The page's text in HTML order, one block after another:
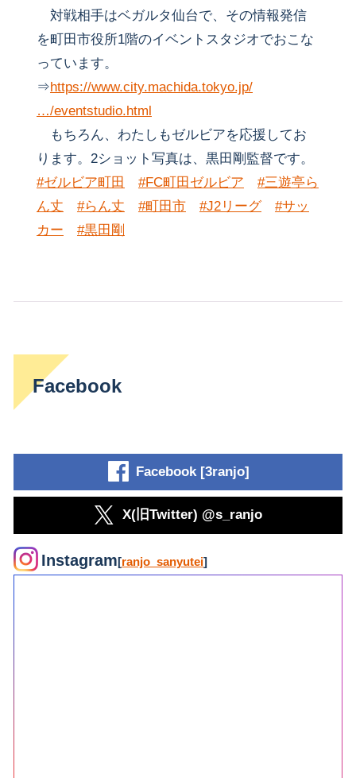
対戦相手はベガルタ仙台で、その情報発信
を町田市役所1階のイベントスタジオでおこな
っています。
⇒https://www.city.machida.tokyo.jp/
…/eventstudio.html
もちろん、わたしもゼルビアを応援してお
ります。2ショット写真は、黒田剛監督です。
#ゼルビア町田
#FC町田ゼルビア
#三遊亭ら
ん丈
#らん丈 #町田市 #J2リーグ
#サッ
カー
#黒田剛
Facebook
Facebook [3ranjo]
X(旧Twitter) @s_ranjo
Instagram[ranjo_sanyutei]